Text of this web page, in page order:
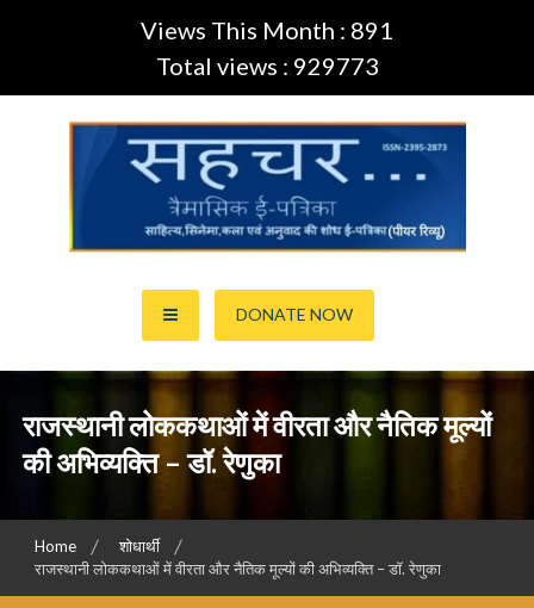
Views This Month : 891
Total views : 929773
सहचर ई-पत्रिका… (ISSN:2395-
2873)
DONATE NOW
राजस्थानी लोककथाओं में वीरता और नैतिक मूल्यों
की अभिव्यक्ति – डॉ. रेणुका
Home
शोधार्थी
राजस्थानी लोककथाओं में वीरता और नैतिक मूल्यों की अभिव्यक्ति – डॉ. रेणुका